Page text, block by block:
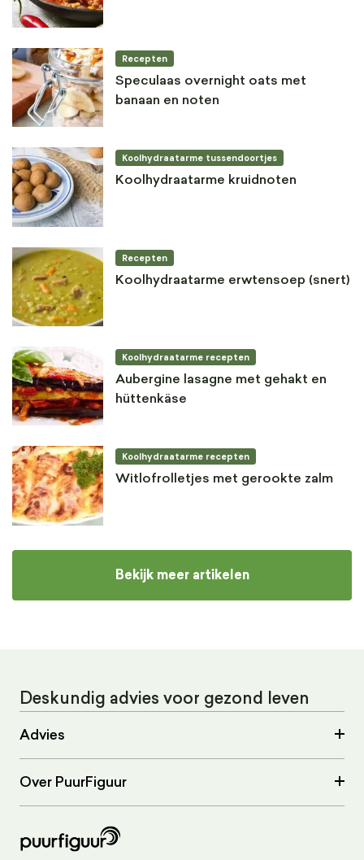
Recepten
Speculaas overnight oats met
banaan en noten
Koolhydraatarme tussendoortjes
Koolhydraatarme kruidnoten
Recepten
Koolhydraatarme erwtensoep (snert)
Koolhydraatarme recepten
Aubergine lasagne met gehakt en
hüttenkäse
Koolhydraatarme recepten
Witlofrolletjes met gerookte zalm
Bekijk meer artikelen
Deskundig advies voor gezond leven
Advies
Over PuurFiguur